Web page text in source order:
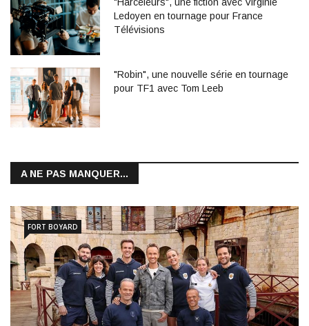
Ledoyen en tournage pour France
Télévisions
"Robin", une nouvelle série en tournage
pour TF1 avec Tom Leeb
A NE PAS MANQUER...
FORT BOYARD